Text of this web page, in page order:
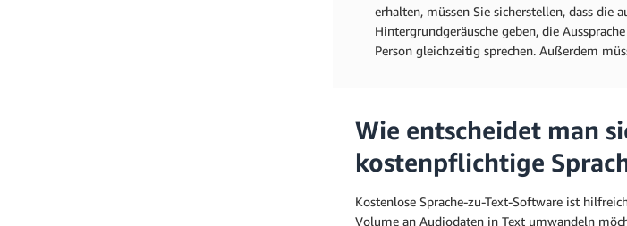
erhalten, müssen Sie sicherstellen, dass die
Hintergrundgeräusche geben, die
Person gleichzeitig sprechen. Außerdem
Wie entscheidet man
kostenpflichtige
Kostenlose Sprache-zu-Text-Software ist
Volume an Audiodaten in Text umwandeln